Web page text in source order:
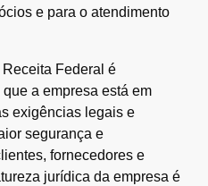
e para o atendimento
Federal é
a empresa está em
exigências legais e
segurança e
fornecedores e
jurídica da empresa é